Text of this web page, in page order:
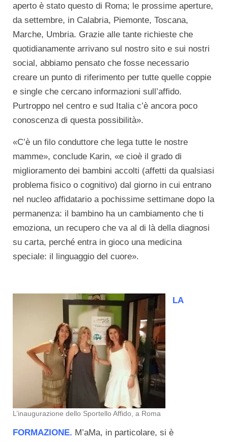
aperto è stato questo di Roma; le prossime aperture,
da settembre, in Calabria, Piemonte, Toscana,
Marche, Umbria. Grazie alle tante richieste che
quotidianamente arrivano sul nostro sito e sui nostri
social, abbiamo pensato che fosse necessario
creare un punto di riferimento per tutte quelle coppie
e single che cercano informazioni sull’affido.
Purtroppo nel centro e sud Italia c’è ancora poco
conoscenza di questa possibilità».
«C’è un filo conduttore che lega tutte le nostre
mamme», conclude Karin, «e cioè il grado di
miglioramento dei bambini accolti (affetti da qualsiasi
problema fisico o cognitivo) dal giorno in cui entrano
nel nucleo affidatario a pochissime settimane dopo la
permanenza: il bambino ha un cambiamento che ti
emoziona, un recupero che va al di là della diagnosi
su carta, perché entra in gioco una medicina
speciale: il linguaggio del cuore».
L’inaugurazione dello Sportello Affido, a Roma
LA
FORMAZIONE. M’aMa, in particolare, si è